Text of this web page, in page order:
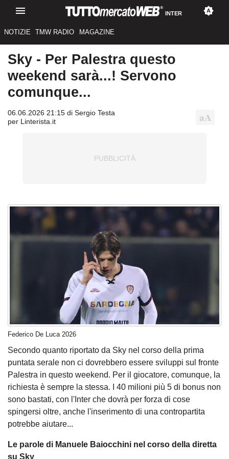
INTER
NOTIZIE TMW RADIO MAGAZINE
Sky - Per Palestra questo
weekend sarà...! Servono
comunque...
06.06.2026 21:15 di Sergio Testa
per Linterista.it
Federico De Luca 2026
Secondo quanto riportato da Sky nel corso della prima
puntata serale non ci dovrebbero essere sviluppi sul fronte
Palestra in questo weekend. Per il giocatore, comunque, la
richiesta è sempre la stessa. I 40 milioni più 5 di bonus non
sono bastati, con l'Inter che dovrà per forza di cose
spingersi oltre, anche l'inserimento di una contropartita
potrebbe aiutare...
Le parole di Manuele Baiocchini nel corso della diretta
su Sky